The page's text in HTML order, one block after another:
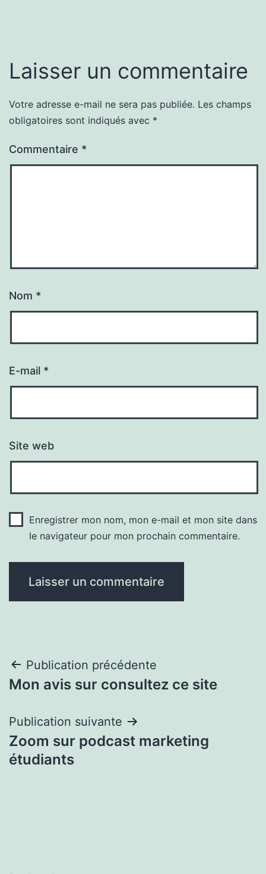
Laisser un commentaire
Votre adresse e-mail ne sera pas publiée. Les champs
obligatoires sont indiqués avec *
Commentaire *
Nom *
E-mail *
Site web
Enregistrer mon nom, mon e-mail et mon site dans
le navigateur pour mon prochain commentaire.
Navigation
de
l’article
Publication précédente
Mon avis sur consultez ce site
Publication suivante
Zoom sur podcast marketing
étudiants